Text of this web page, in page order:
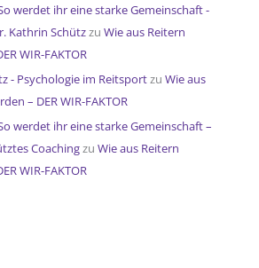
werdet ihr eine starke Gemeinschaft -
Kathrin Schützzu Wie aus Reitern
WIR-FAKTOR
- Psychologie im Reitsportzu Wie aus
– DER WIR-FAKTOR
werdet ihr eine starke Gemeinschaft –
Coachingzu Wie aus Reitern
WIR-FAKTOR